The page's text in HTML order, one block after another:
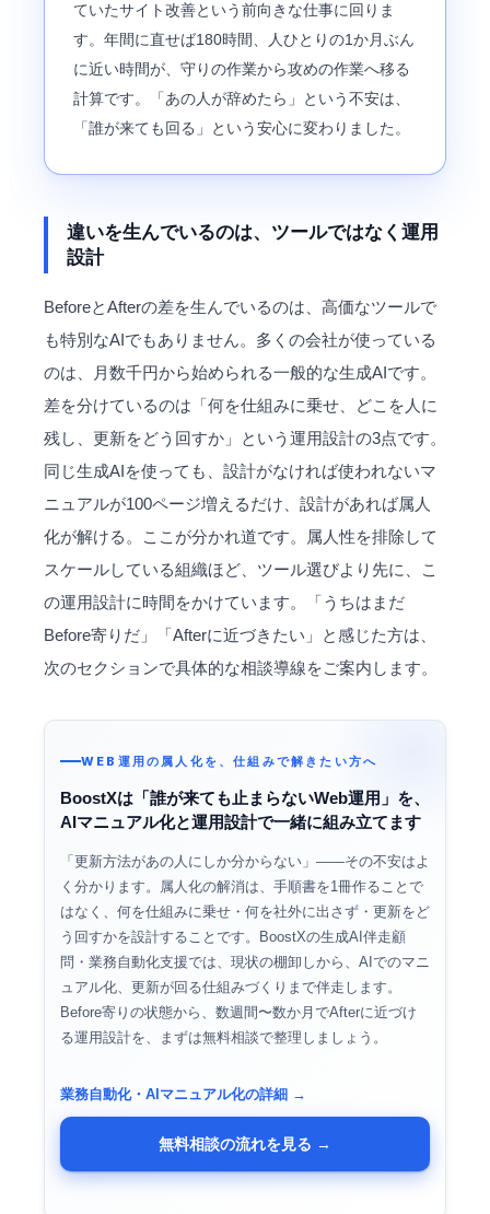
ていたサイト改善という前向きな仕事に回りま
す。年間に直せば180時間、人ひとりの1か月ぶん
に近い時間が、守りの作業から攻めの作業へ移る
計算です。「あの人が辞めたら」という不安は、
「誰が来ても回る」という安心に変わりました。
違いを生んでいるのは、ツールではなく運用
設計
BeforeとAfterの差を生んでいるのは、高価なツールで
も特別なAIでもありません。多くの会社が使っている
のは、月数千円から始められる一般的な生成AIです。
差を分けているのは「何を仕組みに乗せ、どこを人に
残し、更新をどう回すか」という運用設計の3点です。
同じ生成AIを使っても、設計がなければ使われないマ
ニュアルが100ページ増えるだけ、設計があれば属人
化が解ける。ここが分かれ道です。属人性を排除して
スケールしている組織ほど、ツール選びより先に、こ
の運用設計に時間をかけています。「うちはまだ
Before寄りだ」「Afterに近づきたい」と感じた方は、
次のセクションで具体的な相談導線をご案内します。
WEB運用の属人化を、仕組みで解きたい方へ
BoostXは「誰が来ても止まらないWeb運用」を、
AIマニュアル化と運用設計で一緒に組み立てます
「更新方法があの人にしか分からない」——その不安はよ
く分かります。属人化の解消は、手順書を1冊作ることで
はなく、何を仕組みに乗せ・何を社外に出さず・更新をど
う回すかを設計することです。BoostXの生成AI伴走顧
問・業務自動化支援では、現状の棚卸しから、AIでのマニ
ュアル化、更新が回る仕組みづくりまで伴走します。
Before寄りの状態から、数週間〜数か月でAfterに近づけ
る運用設計を、まずは無料相談で整理しましょう。
業務自動化・AIマニュアル化の詳細 →
無料相談の流れを見る →